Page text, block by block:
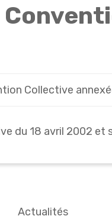
Collective
du 18 avril 2002 et
Actualités